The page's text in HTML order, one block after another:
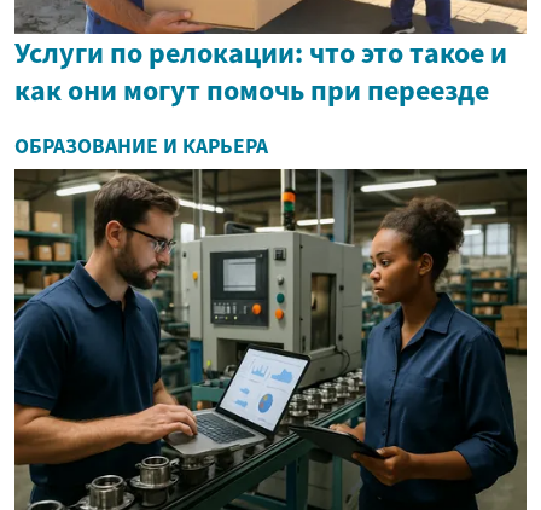
Услуги по релокации: что это такое и
как они могут помочь при переезде
ОБРАЗОВАНИЕ И КАРЬЕРА